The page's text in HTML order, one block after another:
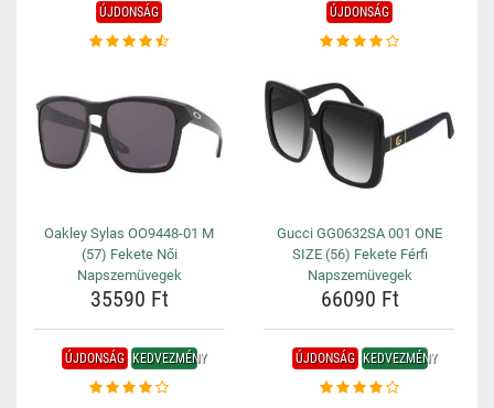
ÚJDONSÁG
Oakley Sylas OO9448-01 M
(57) Fekete Női
Napszemüvegek
35590 Ft
ÚJDONSÁG
Gucci GG0632SA 001 ONE
SIZE (56) Fekete Férfi
Napszemüvegek
66090 Ft
ÚJDONSÁG KEDVEZMÉNY ÚJDONSÁG KEDVEZMÉNY